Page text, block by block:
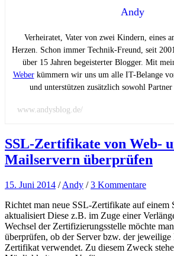
Andy
Verheiratet, Vater von zwei Kindern, eines
Herzen. Schon immer Technik-Freund, seit
über 15 Jahren begeisterter Blogger. Mit
Weberkümmern wir uns um alle IT-Belange
und unterstützen zusätzlich sowohl
www.andysblog.de/
SSL-Zertifikate von Web-
Mailservern überprüfen
15. Juni 2014 /Andy /3 Kommentare
Richtet man neue SSL-Zertifikate auf einem
aktualisiert Diese z.B. im Zuge einer
Wechsel der Zertifizierungsstelle möchte
überprüfen, ob der Server bzw. der jeweilige
Zertifikat verwendet. Zu diesem Zweck